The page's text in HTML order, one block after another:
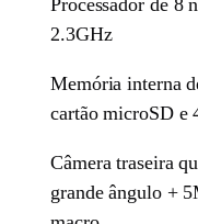
Processador de 8
2.3GHz
Memória interna
cartão microSD e
Câmera traseira
grande ângulo +